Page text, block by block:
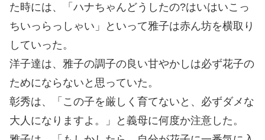
た時には、「ハナちゃんどうしたの?はいはいこっ
ちいっらっしゃい」といって雅子は赤ん坊を横取り
していった。
洋子達は、雅子の調子の良い甘やかしは必ず花子の
ためにならないと思っていた。
彰秀は、「この子を厳しく育てないと、必ずダメな
大人になりますよ。」と義母に何度か注意した。